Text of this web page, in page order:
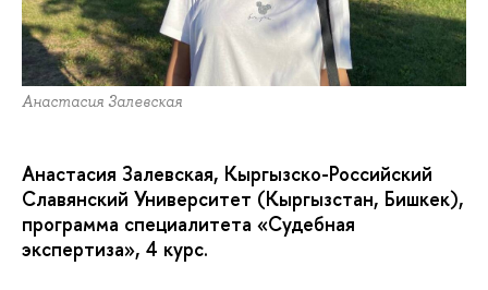
Анастасия Залевская
Анастасия Залевская, Кыргызско-Российский
Славянский Университет (Кыргызстан, Бишкек),
программа специалитета «Судебная
экспертиза», 4 курс.